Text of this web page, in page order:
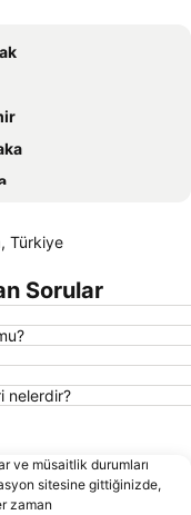
Plajı
Vapur İskelesi
Halk Plajı
Plajı
Türkiye
Sorular
nelerdir?
ve müsaitlik durumları
sitesine gittiğinizde,
zaman